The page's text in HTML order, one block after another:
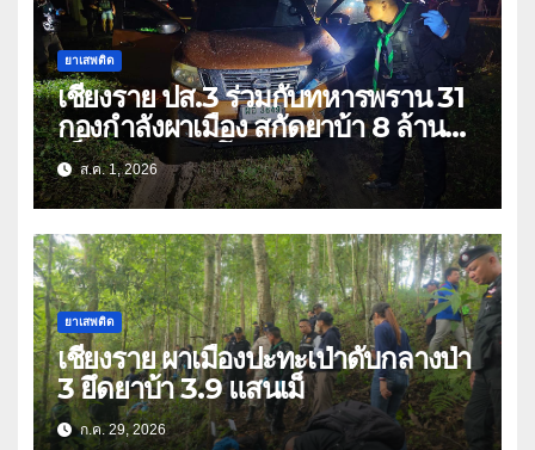
ยาเสพติด
เชียงราย ปส.3 ร่วมกับทหารพราน 31
กองกำลังผาเมือง สกัดยาบ้า 8 ล้าน
เม็ด เครือข่าย โล่ง แซ่ลี
ส.ค. 1, 2026
ยาเสพติด
เชียงราย ผาเมืองปะทะเป่าดับกลางป่า
3 ยึดยาบ้า 3.9 แสนเม็
ก.ค. 29, 2026